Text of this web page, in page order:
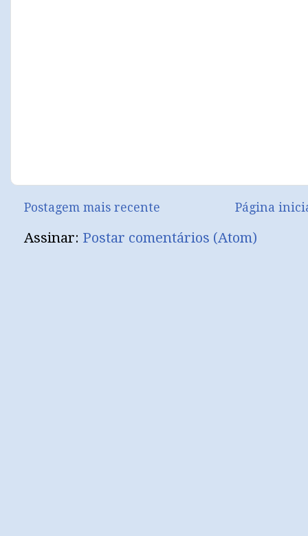
Postagem mais recente Página
Assinar: Postar comentários (Atom)